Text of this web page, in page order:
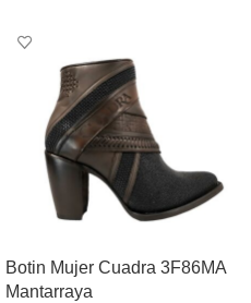
Botin Mujer Cuadra 3F86MA
Mantarraya